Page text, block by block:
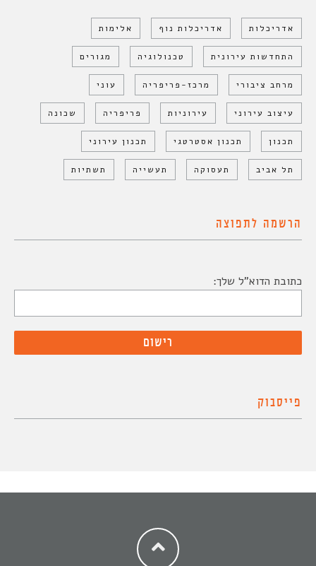
אדריכלות אדריכלות נוף אלימות
התחדשות עירונית טכנולוגיה מגורים
מרחב ציבורי מרכז-פריפריה עוני
עיצוב עירוני עירוניות פריפריה שכונה
תכנון תכנון אסטרטגי תכנון עירוני
תל אביב תעסוקה תעשייה תשתיות
הרשמה לתפוצה
כתובת הדוא"ל שלך:
פייסבוק